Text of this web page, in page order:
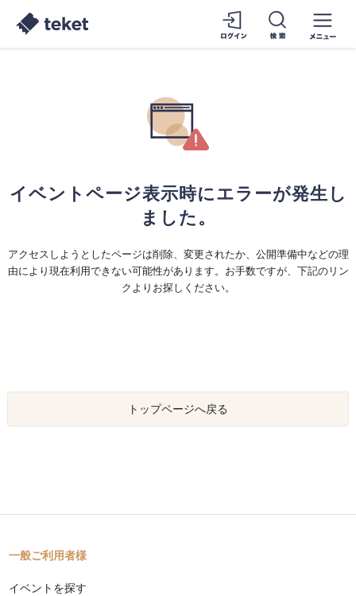
イベントページ表示時にエラーが発生し
ました。
アクセスしようとしたページは削除、変更されたか、公開準備中などの理
由により現在利用できない可能性があります。お手数ですが、下記のリン
クよりお探しください。
トップページへ戻る
一般ご利用者様
イベントを探す